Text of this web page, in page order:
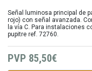
Señal luminosa principal de
rojo) con señal avanzada.
la vía C. Para instalaciones
pupitre ref. 72760.
PVP 85,50€